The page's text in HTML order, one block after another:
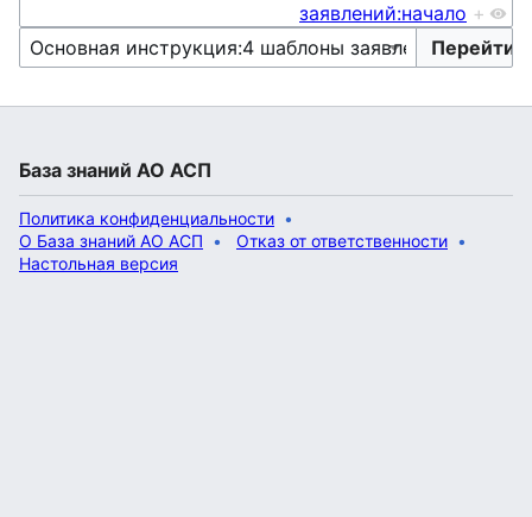
заявлений:начало +
База знаний АО АСП
Политика конфиденциальности
О База знаний АО АСП
Отказ от ответственности
Настольная версия